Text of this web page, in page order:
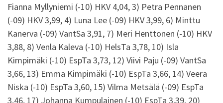
Fianna Myllyniemi (-10) HKV 4,04, 3) Petra Pennanen
(-09) HKV 3,99, 4) Luna Lee (-09) HKV 3,99, 6) Minttu
Kanerva (-09) VantSa 3,91, 7) Meri Henttonen (-10) HKV
3,88, 8) Venla Kaleva (-10) HelsTa 3,78, 10) Isla
Kimpimäki (-10) EspTa 3,73, 12) Viivi Paju (-09) VantSa
3,66, 13) Emma Kimpimäki (-10) EspTa 3,66, 14) Veera
Niska (-10) EspTa 3,60, 15) Vilma Metsälä (-09) EspTa
3,46, 17) Johanna Kumpulainen (-10) EspTa 3,39, 20)